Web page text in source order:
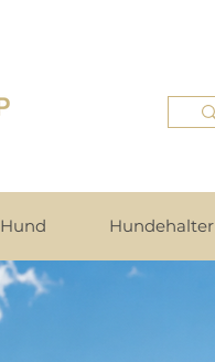
Hund Hundehalter